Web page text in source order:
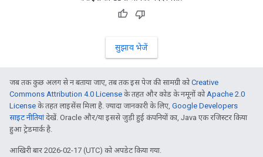
सुझाव भेजें
जब तक कुछ अलग से न बताया जाए, तब तक इस पेज की सामग्री कोCreative
Commons Attribution 4.0 License के तहत और कोड के नमूनों कोApache 2.0
License के तहत लाइसेंस मिला है. ज़्यादा जानकारी के लिए, Google Developers
साइट नीतियांदेखें. Oracle और/या इससे जुड़ी हुई कंपनियों का, Java एक रजिस्टर किया
हुआ ट्रेडमार्क है.
आखिरी बार 2026-02-17 (UTC) को अपडेट किया गया.